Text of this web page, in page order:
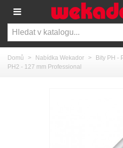
Domů > Nabídka Wekador > Bity PH -
PH2 - 127 mm Professional